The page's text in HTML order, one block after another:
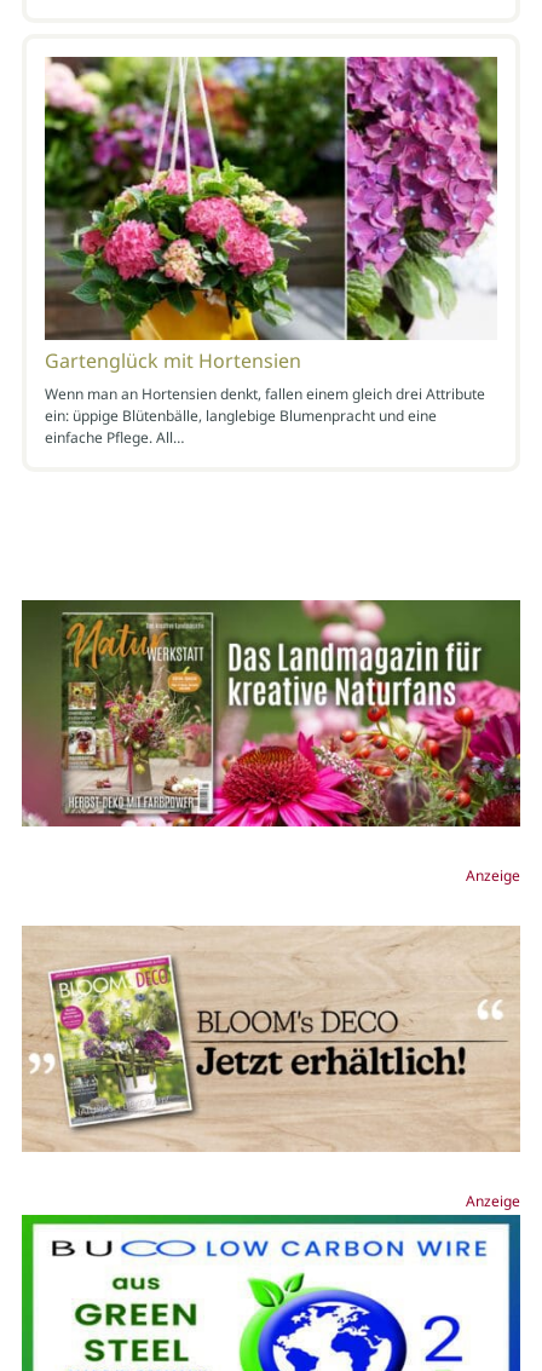
Gartenglück mit Hortensien
Wenn man an Hortensien denkt, fallen einem gleich drei Attribute
ein: üppige Blütenbälle, langlebige Blumenpracht und eine
einfache Pflege. All…
Anzeige
Anzeige